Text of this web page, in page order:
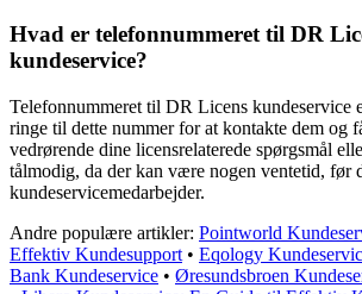
Hvad er telefonnummeret til DR
kundeservice?
Telefonnummeret til DR Licens
ringe til dette nummer for at kontakte dem og
vedrørende dine licensrelaterede spørgsmål
tålmodig, da der kan være nogen ventetid, før
kundeservicemedarbejder.
Andre populære artikler: Pointworld
Effektiv Kundesupport • Eqology
Bank Kundeservice • Øresundsbroen